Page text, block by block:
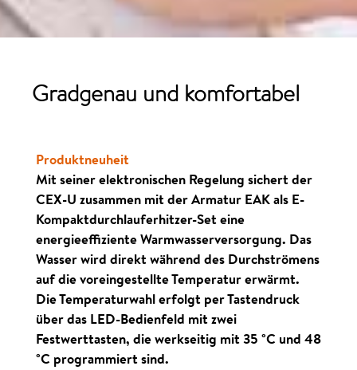
Gradgenau und komfortabel
Produktneuheit
Mit seiner elektronischen Regelung sichert der
CEX-U zusammen mit der Armatur EAK als E-
Kompaktdurchlauferhitzer-Set eine
energieeffiziente Warmwasser­versorgung. Das
Wasser wird direkt während des Durch­strömens
auf die voreingestellte Temperatur erwärmt.
Die Temperaturwahl erfolgt per Tastendruck
über das LED-Bedienfeld mit zwei
Festwerttasten, die werkseitig mit 35 °C und 48
°C programmiert sind.